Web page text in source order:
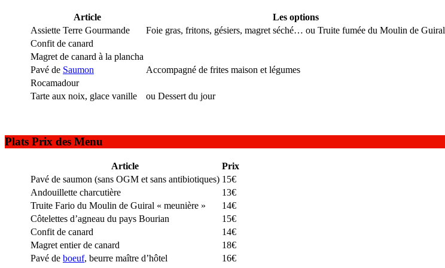
Article
Les options
Assiette Terre Gourmande
Foie gras, fritons, gésiers, magret séché… ou Truite fumée du Moulin de Guiral
Confit de canard
Magret de canard à la plancha
Pavé de Saumon
Accompagné de frites maison et légumes
Rocamadour
Tarte aux noix, glace vanille
ou Dessert du jour
Plats Prix des Menu
Article
Prix
Pavé de saumon (sans OGM et sans antibiotiques) 15€
Andouillette charcutière
13€
Truite Fario du Moulin de Guiral « meunière »
14€
Côtelettes d’agneau du pays Bourian
15€
Confit de canard
14€
Magret entier de canard
18€
Pavé de boeuf, beurre maître d’hôtel
16€